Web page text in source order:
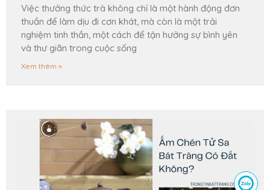
Việc thưởng thức trà không chỉ là một hành động đơn
thuần để làm dịu đi cơn khát, mà còn là một trải
nghiệm tinh thần, một cách để tận hưởng sự bình yên
và thư giãn trong cuộc sống
Xem thêm »